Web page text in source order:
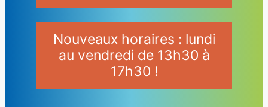
Nouveaux horaires : lundi
au vendredi de 13h30 à
17h30 !